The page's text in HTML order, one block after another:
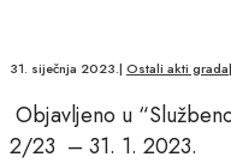
31. siječnja 2023.| Ostali akti grada|
Objavljeno u
2/23 – 31. 1. 2023.